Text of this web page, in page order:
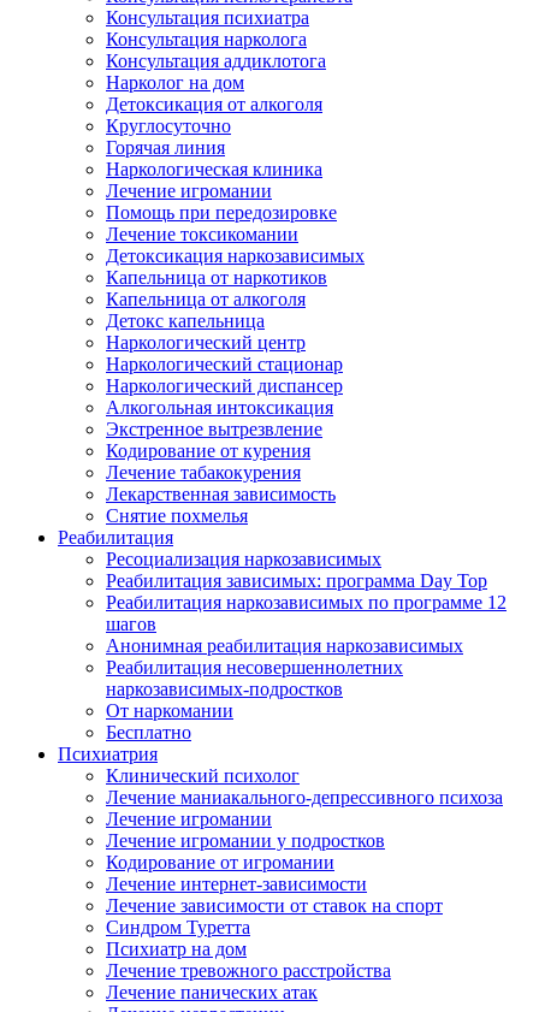
Консультация психиатра
Консультация нарколога
Консультация аддиклотога
Нарколог на дом
Детоксикация от алкоголя
Круглосуточно
Горячая линия
Наркологическая клиника
Лечение игромании
Помощь при передозировке
Лечение токсикомании
Детоксикация наркозависимых
Капельница от наркотиков
Капельница от алкоголя
Детокс капельница
Наркологический центр
Наркологический стационар
Наркологический диспансер
Алкогольная интоксикация
Экстренное вытрезвление
Кодирование от курения
Лечение табакокурения
Лекарственная зависимость
Снятие похмелья
Реабилитация
Ресоциализация наркозависимых
Реабилитация зависимых: программа Day Top
Реабилитация наркозависимых по программе 12
шагов
Анонимная реабилитация наркозависимых
Реабилитация несовершеннолетних
наркозависимых-подростков
От наркомании
Бесплатно
Психиатрия
Клинический психолог
Лечение маниакального-депрессивного психоза
Лечение игромании
Лечение игромании у подростков
Кодирование от игромании
Лечение интернет-зависимости
Лечение зависимости от ставок на спорт
Синдром Туретта
Психиатр на дом
Лечение тревожного расстройства
Лечение панических атак